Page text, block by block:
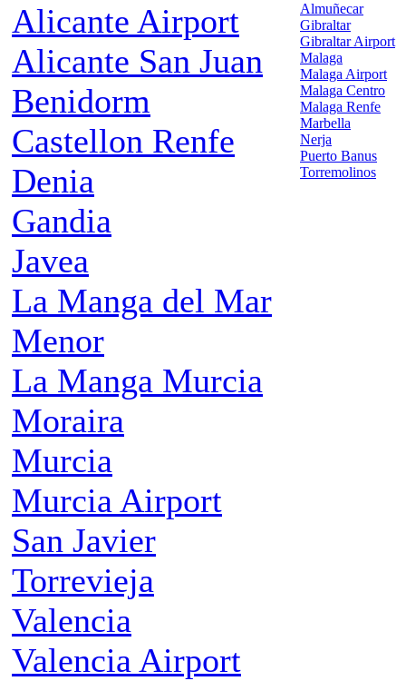
Alicante Airport
Alicante San Juan
Benidorm
Castellon Renfe
Denia
Gandia
Javea
La Manga del Mar
Menor
La Manga Murcia
Moraira
Murcia
Murcia Airport
San Javier
Torrevieja
Valencia
Valencia Airport
Almuñecar
Gibraltar
Gibraltar Airport
Malaga
Malaga Airport
Malaga Centro
Malaga Renfe
Marbella
Nerja
Puerto Banus
Torremolinos